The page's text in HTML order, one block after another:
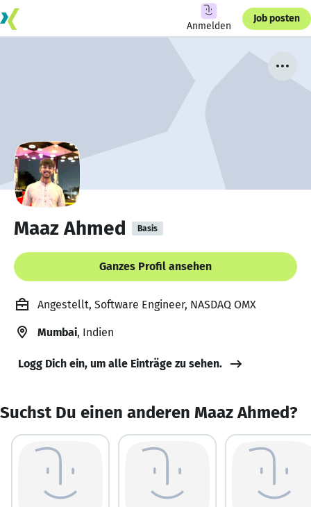
Anmelden
Job posten
Maaz Ahmed Basis
Ganzes Profil ansehen
Angestellt, Software Engineer, NASDAQ OMX
Mumbai, Indien
Logg Dich ein, um alle Einträge zu sehen.
Suchst Du einen anderen Maaz Ahmed?